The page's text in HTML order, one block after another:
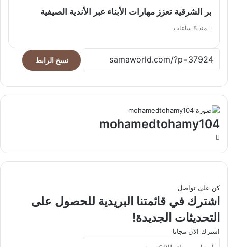
بر الشرقية تعزز مهارات الأبناء عبر الأندية الصيفية
منذ 8 ساعات
نسخ الرابط
mohamedtohamy104
كن على تواصل
اشترك في قائمتنا البريدية للحصول على
التحديثات الجديدة!
اشترك الان مجانا
أدخل